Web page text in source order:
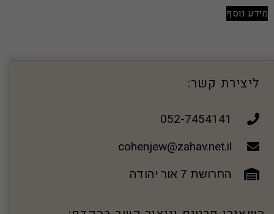
מידע נוסף
ליצירת קשר:
052-7454141
cohenjew@zahav.net.il
החרושת 7 אור יהודה